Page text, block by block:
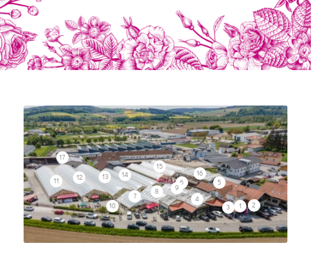
1 2
3
4
5
6
7
8
9
10
11 12 13 14
15
16
17